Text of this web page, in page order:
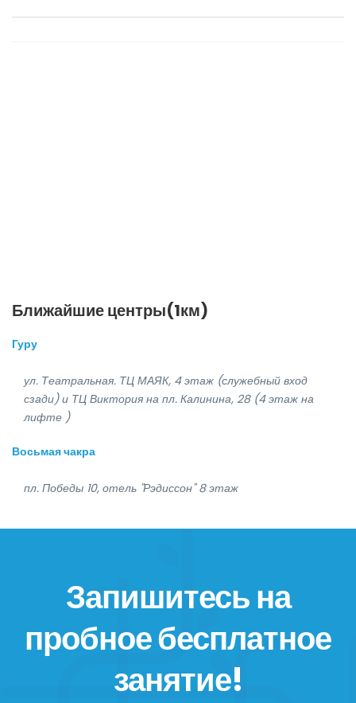
Ближайшие центры(1км)
Гуру
ул. Театральная. ТЦ МАЯК, 4 этаж (служебный вход
сзади) и ТЦ Виктория на пл. Калинина, 28 (4 этаж на
лифте )
Восьмая чакра
пл. Победы 10, отель "Рэдиссон" 8 этаж
Запишитесь на
пробное бесплатное
занятие!